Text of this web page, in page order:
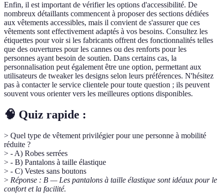
Enfin, il est important de vérifier les options d'accessibilité. De
nombreux détaillants commencent à proposer des sections dédiées
aux vêtements accessibles, mais il convient de s'assurer que ces
vêtements sont effectivement adaptés à vos besoins. Consultez les
étiquettes pour voir si les fabricants offrent des fonctionnalités telles
que des ouvertures pour les cannes ou des renforts pour les
personnes ayant besoin de soutien. Dans certains cas, la
personnalisation peut également être une option, permettant aux
utilisateurs de tweaker les designs selon leurs préférences. N'hésitez
pas à contacter le service clientele pour toute question ; ils peuvent
souvent vous orienter vers les meilleures options disponibles.
🧠 Quiz rapide :
> Quel type de vêtement privilégier pour une personne à mobilité
réduite ?
> - A) Robes serrées
> - B) Pantalons à taille élastique
> - C) Vestes sans boutons
> Réponse : B — Les pantalons à taille élastique sont idéaux pour le
confort et la facilité.